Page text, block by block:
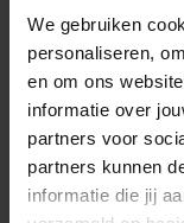
We gebruiken
personaliseren,
en om ons
informatie over
partners voor
partners kunnen
informatie die jij
Meer